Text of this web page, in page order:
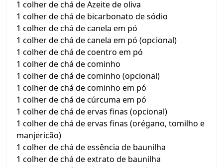
1 colher de chá de Azeite de oliva
1 colher de chá de bicarbonato de sódio
1 colher de chá de canela em pó
1 colher de chá de canela em pó (opcional)
1 colher de chá de coentro em pó
1 colher de chá de cominho
1 colher de chá de cominho (opcional)
1 colher de chá de cominho em pó
1 colher de chá de cúrcuma em pó
1 colher de chá de ervas finas (opcional)
1 colher de chá de ervas finas (orégano, tomilho e
manjericão)
1 colher de chá de essência de baunilha
1 colher de chá de extrato de baunilha